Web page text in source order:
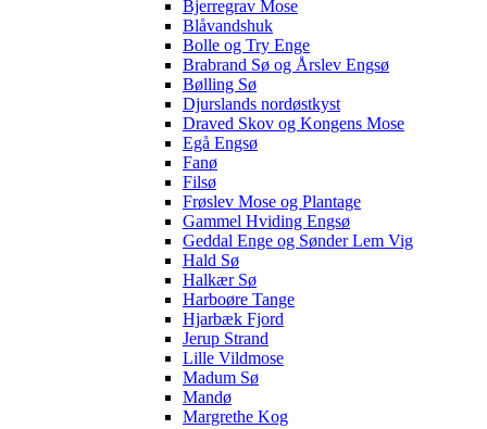
Bjerregrav Mose
Blåvandshuk
Bolle og Try Enge
Brabrand Sø og Årslev Engsø
Bølling Sø
Djurslands nordøstkyst
Draved Skov og Kongens Mose
Egå Engsø
Fanø
Filsø
Frøslev Mose og Plantage
Gammel Hviding Engsø
Geddal Enge og Sønder Lem Vig
Hald Sø
Halkær Sø
Harboøre Tange
Hjarbæk Fjord
Jerup Strand
Lille Vildmose
Madum Sø
Mandø
Margrethe Kog